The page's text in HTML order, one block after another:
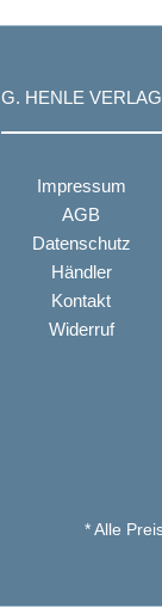
G. HENLE VERLAG
Impressum
AGB
Datenschutz
Händler
Kontakt
Widerruf
* Alle